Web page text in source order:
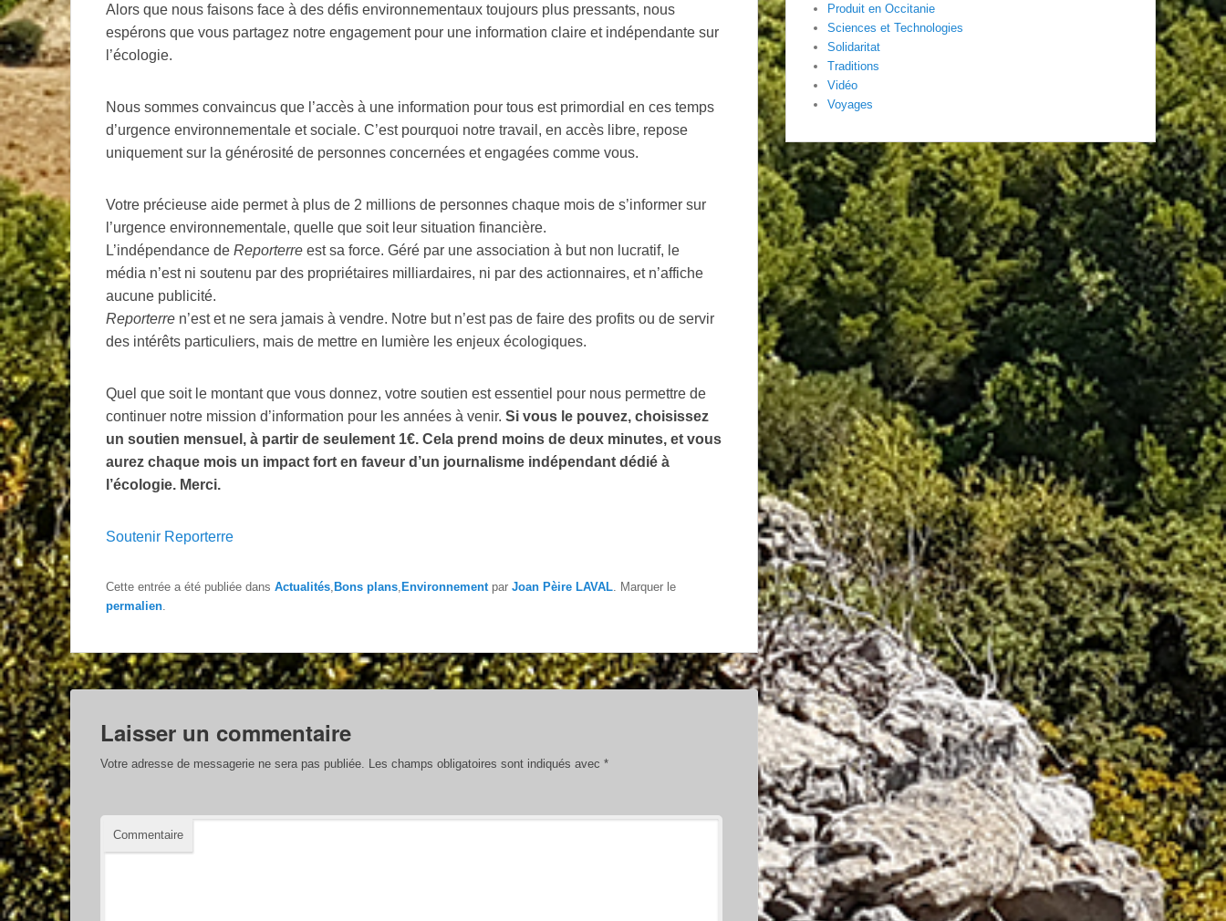
Alors que nous faisons face à des défis environnementaux toujours plus pressants, nous
espérons que vous partagez notre engagement pour une information claire et indépendante sur
l’écologie.
Nous sommes convaincus que l’accès à une information pour tous est primordial en ces temps
d’urgence environnementale et sociale. C’est pourquoi notre travail, en accès libre, repose
uniquement sur la générosité de personnes concernées et engagées comme vous.
Votre précieuse aide permet à plus de 2 millions de personnes chaque mois de s’informer sur
l’urgence environnementale, quelle que soit leur situation financière.
L’indépendance de Reporterre est sa force. Géré par une association à but non lucratif, le
média n’est ni soutenu par des propriétaires milliardaires, ni par des actionnaires, et n’affiche
aucune publicité.
Reporterre n’est et ne sera jamais à vendre. Notre but n’est pas de faire des profits ou de servir
des intérêts particuliers, mais de mettre en lumière les enjeux écologiques.
Quel que soit le montant que vous donnez, votre soutien est essentiel pour nous permettre de
continuer notre mission d’information pour les années à venir. Si vous le pouvez, choisissez
un soutien mensuel, à partir de seulement 1€. Cela prend moins de deux minutes, et vous
aurez chaque mois un impact fort en faveur d’un journalisme indépendant dédié à
l’écologie. Merci.
Soutenir Reporterre
Cette entrée a été publiée dans Actualités Bons plans Environnement par Joan Pèire LAVAL . Marquer le
permalien
Laisser un commentaire
Votre adresse de messagerie ne sera pas publiée. Les champs obligatoires sont indiqués avec *
Commentaire
Produit en Occitanie
Sciences et Technologies
Solidaritat
Traditions
Vidéo
Voyages